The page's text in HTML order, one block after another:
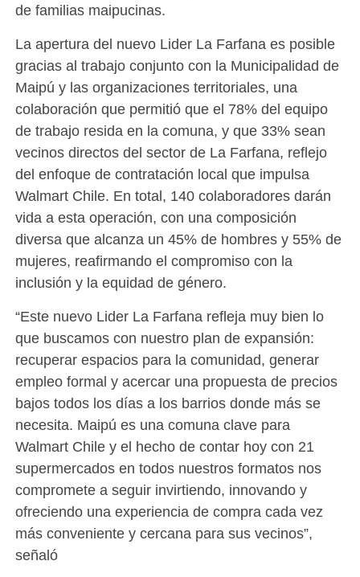
de familias maipucinas.
La apertura del nuevo Lider La Farfana es posible
gracias al trabajo conjunto con la Municipalidad de
Maipú y las organizaciones territoriales, una
colaboración que permitió que el 78% del equipo
de trabajo resida en la comuna, y que 33% sean
vecinos directos del sector de La Farfana, reflejo
del enfoque de contratación local que impulsa
Walmart Chile. En total, 140 colaboradores darán
vida a esta operación, con una composición
diversa que alcanza un 45% de hombres y 55% de
mujeres, reafirmando el compromiso con la
inclusión y la equidad de género.
“Este nuevo Lider La Farfana refleja muy bien lo
que buscamos con nuestro plan de expansión:
recuperar espacios para la comunidad, generar
empleo formal y acercar una propuesta de precios
bajos todos los días a los barrios donde más se
necesita. Maipú es una comuna clave para
Walmart Chile y el hecho de contar hoy con 21
supermercados en todos nuestros formatos nos
compromete a seguir invirtiendo, innovando y
ofreciendo una experiencia de compra cada vez
más conveniente y cercana para sus vecinos”,
señaló